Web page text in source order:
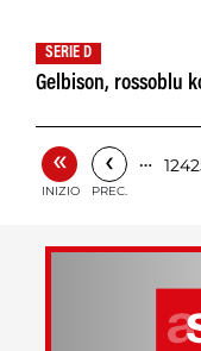
SERIE D
Gelbison, rossoblu
«
INIZIO
‹
PREC.
…